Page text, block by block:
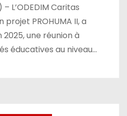
– L’ODEDIM Caritas
PROHUMA II, a
2025, une réunion à
éducatives au niveau…